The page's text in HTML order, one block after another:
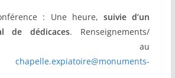
: Une heure, suivie d’un
de dédicaces. Renseignements/
au
chapelle.expiatoire@monuments-